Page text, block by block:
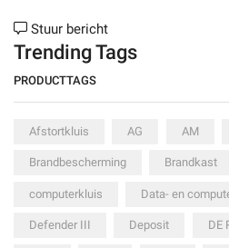
Stuur bericht
Trending Tags
PRODUCTTAGS
Afstortkluis AG AM
Brandbescherming Brandkast
computerkluis Data- en
Defender III Deposit DE